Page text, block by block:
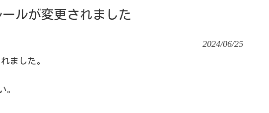
ルが変更されました
2024/06/25
ました。
。